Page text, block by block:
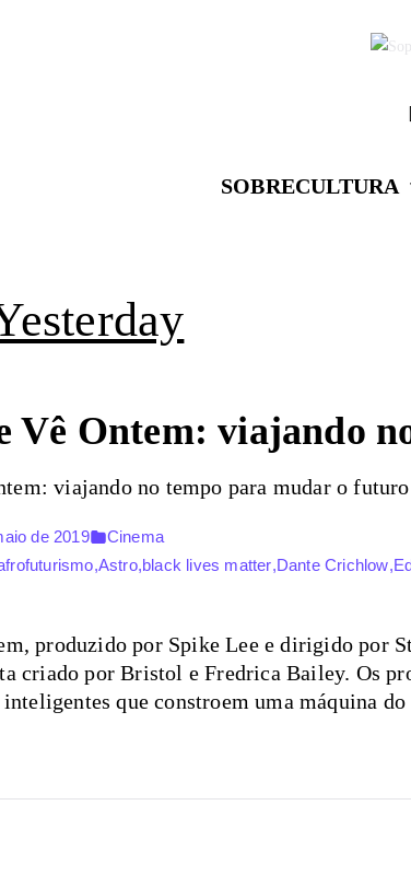
SOBRECULTURA
Vê Ontem: viajando
de 2019
Cinema
,Astro,black lives matter,Dante Crichlow,
produzido por Spike Lee e dirigido
criado por Bristol e Fredrica Bailey. Os
que constroem uma máquina do